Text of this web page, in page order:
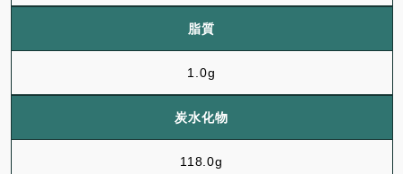
脂質
1.0g
炭水化物
118.0g